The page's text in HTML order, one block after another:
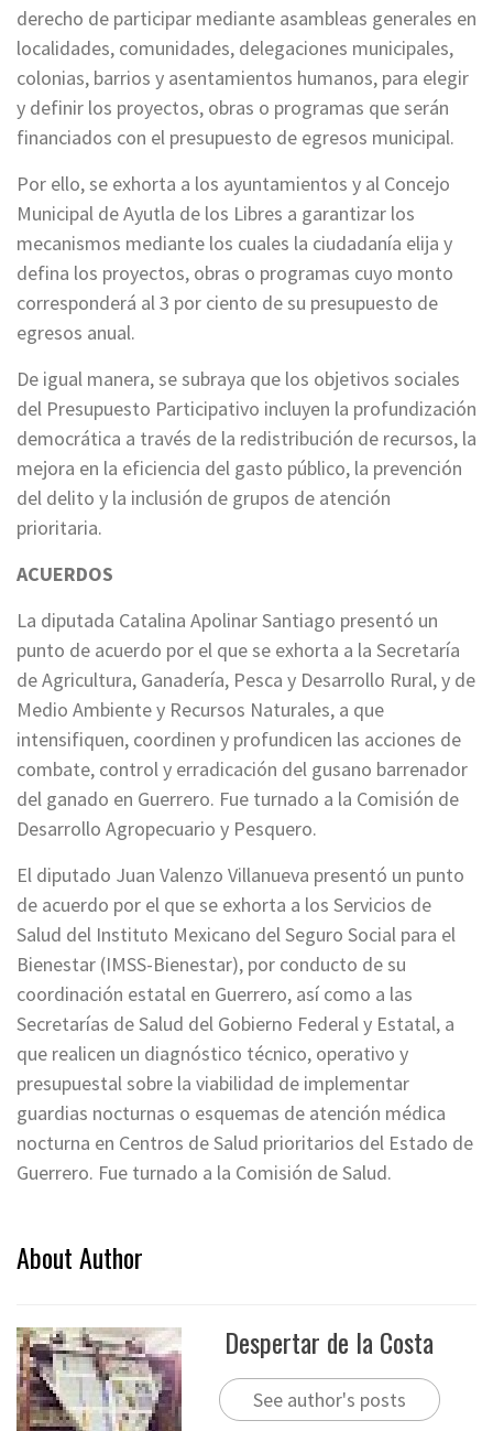
derecho de participar mediante asambleas generales en
localidades, comunidades, delegaciones municipales,
colonias, barrios y asentamientos humanos, para elegir
y definir los proyectos, obras o programas que serán
financiados con el presupuesto de egresos municipal.
Por ello, se exhorta a los ayuntamientos y al Concejo
Municipal de Ayutla de los Libres a garantizar los
mecanismos mediante los cuales la ciudadanía elija y
defina los proyectos, obras o programas cuyo monto
corresponderá al 3 por ciento de su presupuesto de
egresos anual.
De igual manera, se subraya que los objetivos sociales
del Presupuesto Participativo incluyen la profundización
democrática a través de la redistribución de recursos, la
mejora en la eficiencia del gasto público, la prevención
del delito y la inclusión de grupos de atención
prioritaria.
ACUERDOS
La diputada Catalina Apolinar Santiago presentó un
punto de acuerdo por el que se exhorta a la Secretaría
de Agricultura, Ganadería, Pesca y Desarrollo Rural, y de
Medio Ambiente y Recursos Naturales, a que
intensifiquen, coordinen y profundicen las acciones de
combate, control y erradicación del gusano barrenador
del ganado en Guerrero. Fue turnado a la Comisión de
Desarrollo Agropecuario y Pesquero.
El diputado Juan Valenzo Villanueva presentó un punto
de acuerdo por el que se exhorta a los Servicios de
Salud del Instituto Mexicano del Seguro Social para el
Bienestar (IMSS-Bienestar), por conducto de su
coordinación estatal en Guerrero, así como a las
Secretarías de Salud del Gobierno Federal y Estatal, a
que realicen un diagnóstico técnico, operativo y
presupuestal sobre la viabilidad de implementar
guardias nocturnas o esquemas de atención médica
nocturna en Centros de Salud prioritarios del Estado de
Guerrero. Fue turnado a la Comisión de Salud.
About Author
Despertar de la Costa
See author's posts